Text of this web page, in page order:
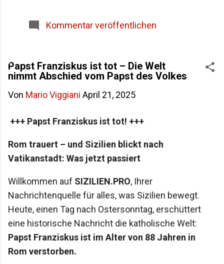
fragst, warum die Insel heute "Sicilia" heißt und wie
sagenumwobene Sicania bis zum heutigen Namen.
Woher stammt der Name Sizilien Inhaltsverzeichnis
Trinakria und die drei Kaps Sicania – der Name nach
Siziliens Weitere antike Namen und Legenden Alle
Namensgeschichte Siziliens Fazit
Kommentar veröffentlichen
Papst Franziskus ist tot – Die Welt
nimmt Abschied vom Papst des Volkes
Von Mario Viggiani April 21, 2025
+++ Papst Franziskus ist tot! +++
Rom trauert – und Sizilien blickt nach
Vatikanstadt: Was jetzt passiert
Willkommen auf SIZILIEN.PRO, Ihrer
Nachrichtenquelle für alles, was Sizilien bewegt.
Heute, einen Tag nach Ostersonntag, erschüttert
eine historische Nachricht die katholische Welt:
Papst Franziskus ist im Alter von 88 Jahren in
Rom verstorben.